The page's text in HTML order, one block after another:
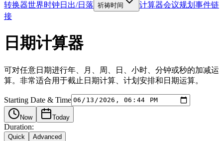
转换器世界时钟 日出/日落 祈祷时间 计算器会议规划 事件链
接
日期计算器
可对任意日期进行年、月、周、日、小时、分钟或秒的加减运
算。非常适合用于截止日期计算、计划安排和日期运算。
Starting Date & Time
Now Today
Duration:
Quick
Advanced